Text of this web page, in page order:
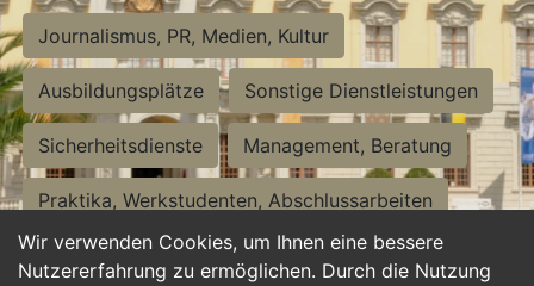
Wir verwenden Cookies, um Ihnen eine bessere
Nutzererfahrung zu ermöglichen. Durch die Nutzung
Journalismus, PR, Medien, Kultur
Ausbildungsplätze Sonstige Dienstleistungen
Sicherheitsdienste Management, Beratung
Praktika, Werkstudenten, Abschlussarbeiten
Personalwesen Assistenz, Sekretariat